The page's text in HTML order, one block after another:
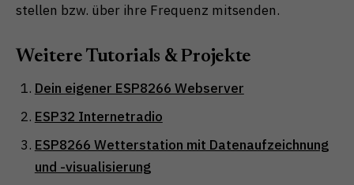
stellen bzw. über ihre Frequenz mitsenden.
Weitere Tutorials & Projekte
Dein eigener ESP8266 Webserver
ESP32 Internetradio
ESP8266 Wetterstation mit Datenaufzeichnung
und -visualisierung